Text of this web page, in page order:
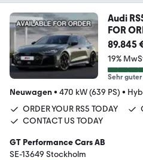
Audi
FOR
89.845
19%
Sehr guter
Neuwagen• 470 kW (639 PS) •
ORDER YOUR RS5 TODAY
CONTACT US TODAY
GT Performance Cars AB
SE-13649 Stockholm